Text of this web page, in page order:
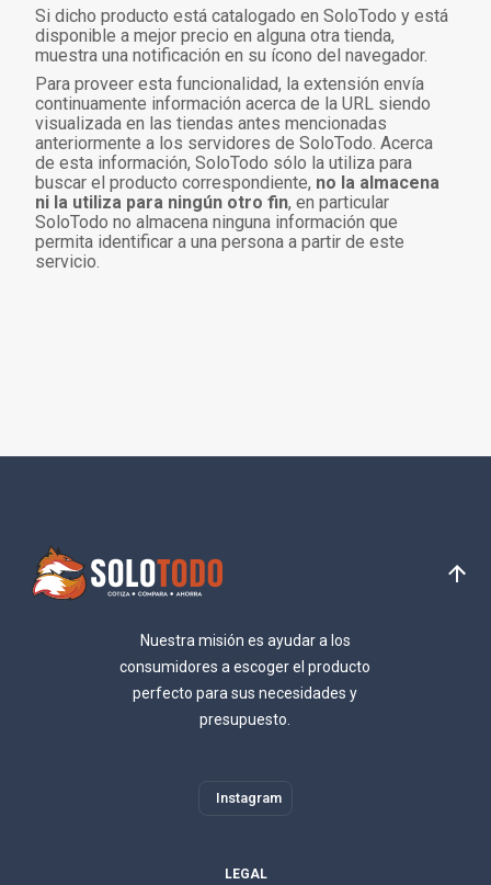
Si dicho producto está catalogado en SoloTodo y está
disponible a mejor precio en alguna otra tienda,
muestra una notificación en su ícono del navegador.
Para proveer esta funcionalidad, la extensión envía
continuamente información acerca de la URL siendo
visualizada en las tiendas antes mencionadas
anteriormente a los servidores de SoloTodo. Acerca
de esta información, SoloTodo sólo la utiliza para
buscar el producto correspondiente, no la almacena
ni la utiliza para ningún otro fin, en particular
SoloTodo no almacena ninguna información que
permita identificar a una persona a partir de este
servicio.
Nuestra misión es ayudar a los
consumidores a escoger el producto
perfecto para sus necesidades y
presupuesto.
Instagram
LEGAL